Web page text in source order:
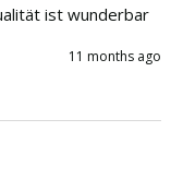
ist wunderbar
11 months ago